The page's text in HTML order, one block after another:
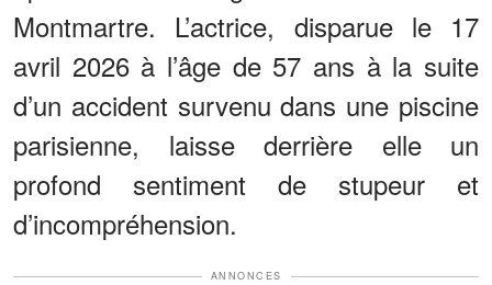
Montmartre. L’actrice, disparue le 17
avril 2026 à l’âge de 57 ans à la suite
d’un accident survenu dans une piscine
parisienne, laisse derrière elle un
profond sentiment de stupeur et
d’incompréhension.
ANNONCES